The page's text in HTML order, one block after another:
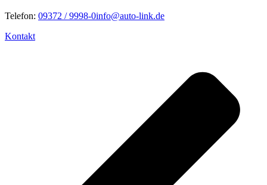
Telefon: 09372 / 9998-0info@auto-link.de
Kontakt